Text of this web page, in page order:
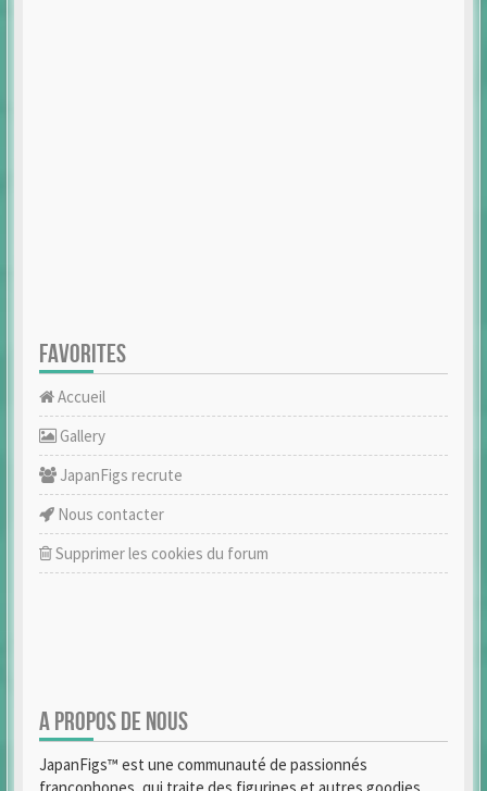
FAVORITES
Accueil
Gallery
JapanFigs recrute
Nous contacter
Supprimer les cookies du forum
A PROPOS DE NOUS
JapanFigs™ est une communauté de passionnés